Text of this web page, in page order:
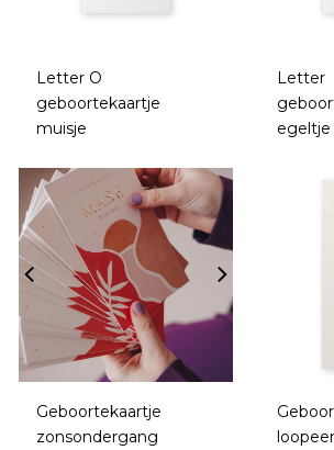
Letter O
geboortekaartje
muisje
Letter
egeltje
Geboortekaartje
zonsondergang